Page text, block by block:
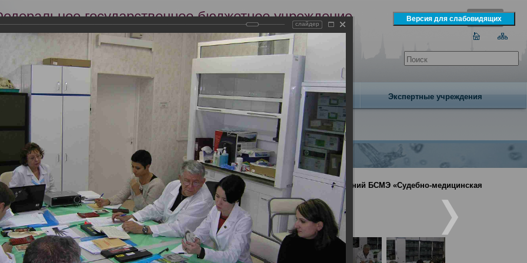
государственное бюджетное учреждение
центр судебно-медицинской экспертизы
Минздрава России
Сегодня 6 августа 2026 года
деятельность Образование Издательство Экспертные учреждения
квалификации для судебно-медицинских экспертов медико-криминалистических отделений БСМЭ «Судебно-медицинская
методы остеологических судебно-медицинских исследований кисти»
слайдер